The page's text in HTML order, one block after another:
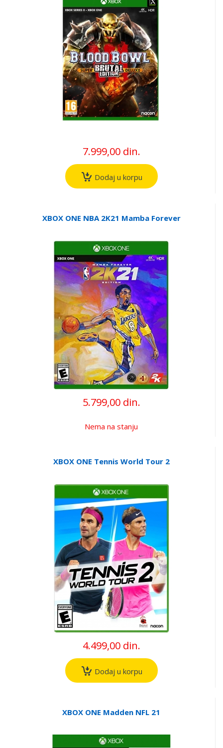
7.999,00 din.
Dodaj u korpu
XBOX ONE NBA 2K21 Mamba Forever
5.799,00 din.
Nema na stanju
XBOX ONE Tennis World Tour 2
4.499,00 din.
Dodaj u korpu
XBOX ONE Madden NFL 21